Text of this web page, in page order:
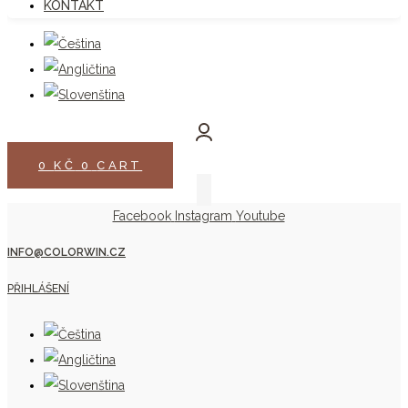
KONTAKT
0KČ 0 CART
Facebook Instagram Youtube
INFO@COLORWIN.CZ
PŘIHLÁŠENÍ